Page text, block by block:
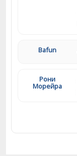
Bafun
Рони
Морейра